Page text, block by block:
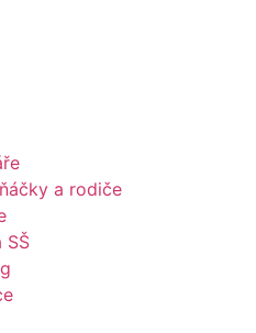
a rodiče
SŠ